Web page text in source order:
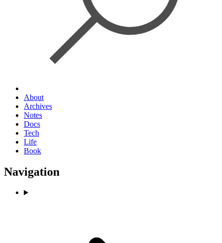
About
Archives
Notes
Docs
Tech
Life
Book
Navigation